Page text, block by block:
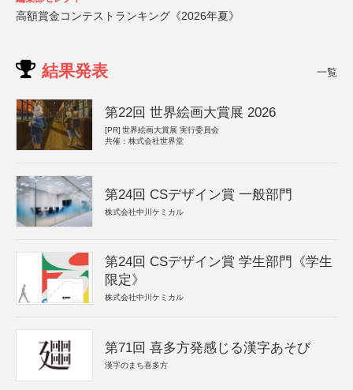
高額賞金コンテストランキング《2026年夏》
結果発表 一覧
第22回 世界絵画大賞展 2026
[PR] 世界絵画大賞展 実行委員会
共催：株式会社世界堂
第24回 CSデザイン賞 一般部門
株式会社中川ケミカル
第24回 CSデザイン賞 学生部門《学生
限定》
株式会社中川ケミカル
第71回 喜多方発感じる漢字あそび
漢字のまち喜多方